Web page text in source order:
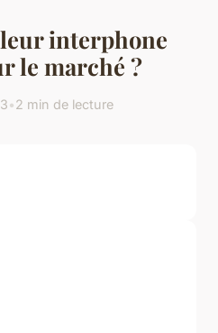
interphone
le marché ?
•2 min de lecture